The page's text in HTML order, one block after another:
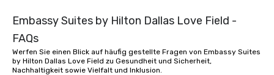
Embassy Suites by Hilton Dallas Love Field -
FAQs
Werfen Sie einen Blick auf häufig gestellte Fragen von Embassy Suites
by Hilton Dallas Love Field zu Gesundheit und Sicherheit,
Nachhaltigkeit sowie Vielfalt und Inklusion.